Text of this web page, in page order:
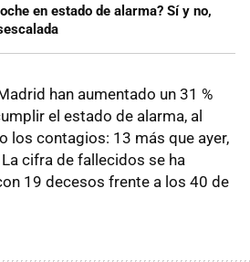
en estado de alarma? Sí y no,
han aumentado un 31 %
el estado de alarma, al
los contagios: 13 más que ayer,
cifra de fallecidos se ha
19 decesos frente a los 40 de